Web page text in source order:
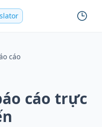
cáo
cáo trực